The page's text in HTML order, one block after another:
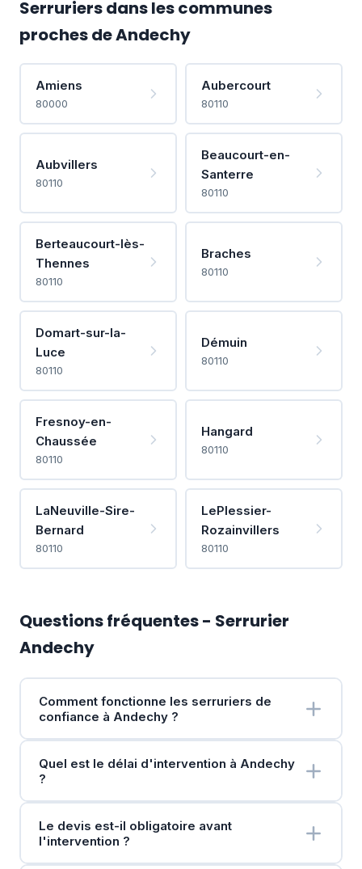
Serruriers dans les communes
proches de Andechy
Amiens
80000
Aubercourt
80110
Aubvillers
80110
Beaucourt-en-
Santerre
80110
Berteaucourt-lès-
Thennes
80110
Braches
80110
Domart-sur-la-
Luce
80110
Démuin
80110
Fresnoy-en-
Chaussée
80110
Hangard
80110
LaNeuville-Sire-
Bernard
80110
LePlessier-
Rozainvillers
80110
Questions fréquentes - Serrurier
Andechy
Comment fonctionne les serruriers de
confiance à Andechy ?
Quel est le délai d'intervention à Andechy
?
Le devis est-il obligatoire avant
l'intervention ?